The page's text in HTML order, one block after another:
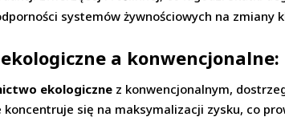
systemów żywnościowych na zmiany
a
ekologiczne z konwencjonalnym,
koncentruje się na maksymalizacji zysku, co